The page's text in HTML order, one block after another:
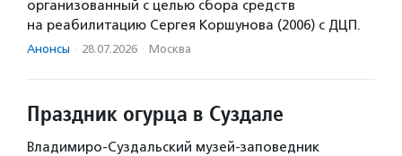
организованный с целью сбора средств
на реабилитацию Сергея Коршунова (2006) с ДЦП.
Анонсы · 28.07.2026 · Москва
Праздник огурца в Суздале
Владимиро-Суздальский музей-заповедник